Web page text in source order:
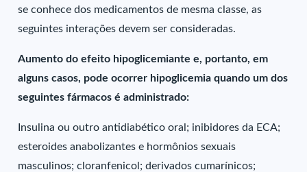
se conhece dos medicamentos de mesma classe, as
seguintes interações devem ser consideradas.
Aumento do efeito hipoglicemiante e, portanto, em
alguns casos, pode ocorrer hipoglicemia quando um dos
seguintes fármacos é administrado:
Insulina ou outro antidiabético oral; inibidores da ECA;
esteroides anabolizantes e hormônios sexuais
masculinos; cloranfenicol; derivados cumarínicos;